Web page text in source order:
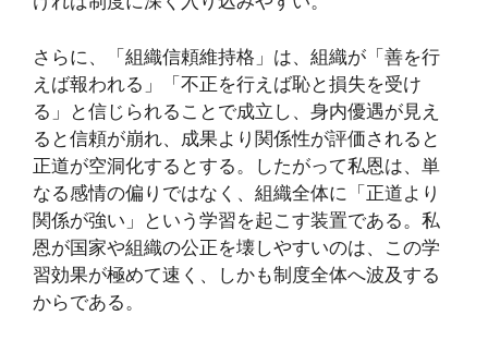
さらに、「組織信頼維持格」は、組織が「善を行
えば報われる」「不正を行えば恥と損失を受け
る」と信じられることで成立し、身内優遇が見え
ると信頼が崩れ、成果より関係性が評価されると
正道が空洞化するとする。したがって私恩は、単
なる感情の偏りではなく、組織全体に「正道より
関係が強い」という学習を起こす装置である。私
恩が国家や組織の公正を壊しやすいのは、この学
習効果が極めて速く、しかも制度全体へ波及する
からである。